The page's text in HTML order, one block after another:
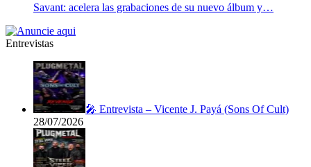
Savant: acelera las grabaciones de su nuevo álbum y…
Entrevistas
🎤 Entrevista – Vicente J. Payá (Sons Of Cult)
28/07/2026